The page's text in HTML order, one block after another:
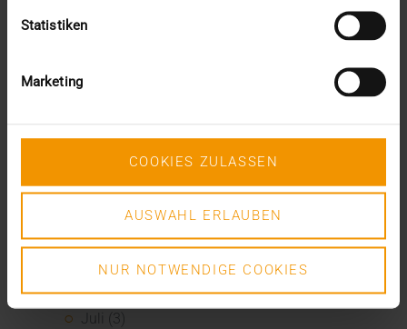
Statistiken
Marketing
COOKIES ZULASSEN
AUSWAHL ERLAUBEN
NUR NOTWENDIGE COOKIES
September (3)
Juni (1)
März (2)
Januar (2)
Dezember (1)
Oktober (3)
August (1)
Juli (3)